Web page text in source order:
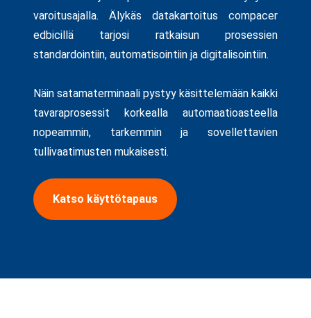
varoitusajalla. Älykäs datakartoitus compacer
edbicillä tarjosi ratkaisun prosessien
standardointiin, automatisointiin ja digitalisointiin.
Näin satamaterminaali pystyy käsittelemään kaikki
tavaraprosessit korkealla automaatioasteella
nopeammin, tarkemmin ja sovellettavien
tullivaatimusten mukaisesti.
Katso käyttötapaus